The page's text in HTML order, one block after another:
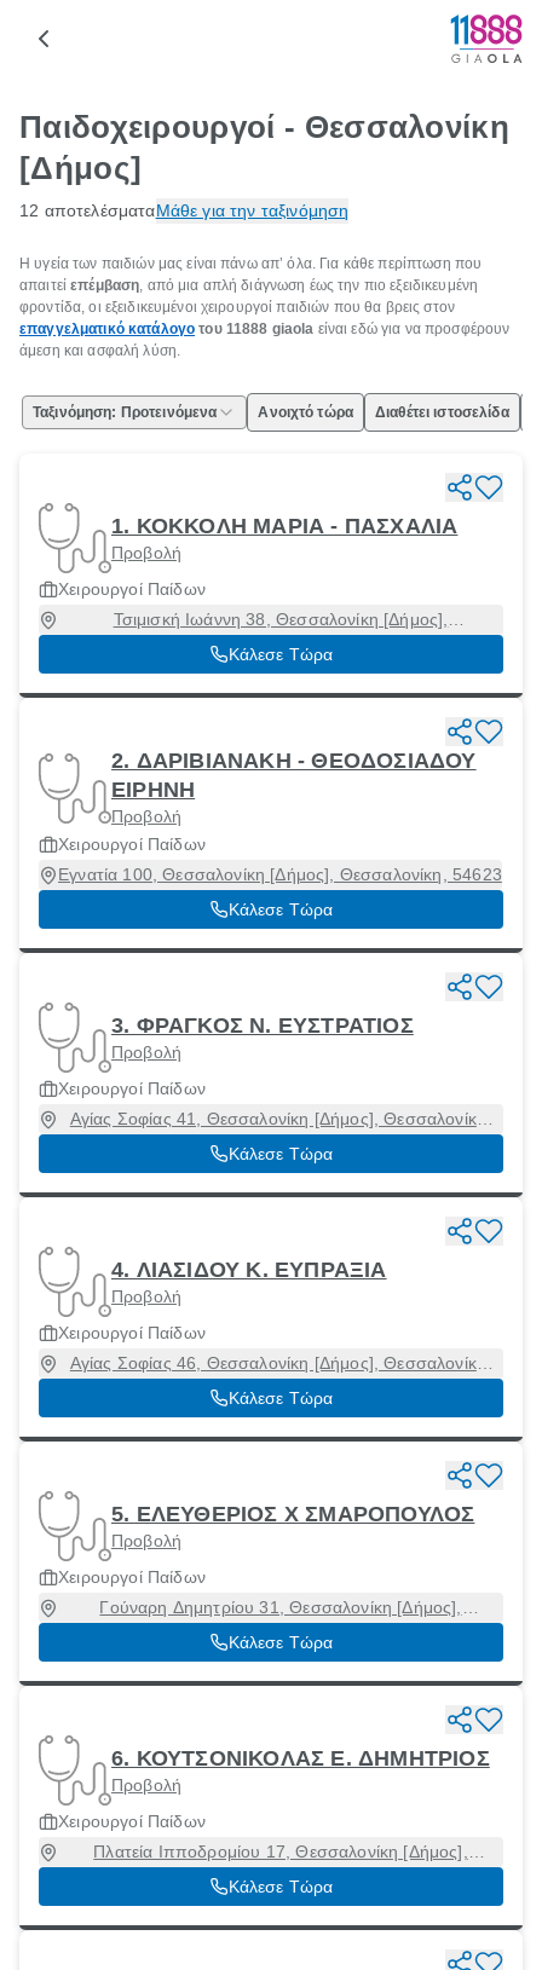
Παιδοχειρουργοί - Θεσσαλονίκη
[Δήμος]
12 αποτελέσματαΜάθε για την ταξινόμηση
Η υγεία των παιδιών μας είναι πάνω απ’ όλα. Για κάθε περίπτωση που
απαιτείεπέμβαση, από μια απλή διάγνωση έως την πιο εξειδικευμένη
φροντίδα, οι εξειδικευμένοι χειρουργοί παιδιών που θα βρεις στον
επαγγελματικό κατάλογο του 11888 giaola είναι εδώ για να προσφέρουν
άμεση και ασφαλή λύση.
Ταξινόμηση: Προτεινόμενα Ανοιχτό τώρα Διαθέτει ιστοσελίδα
1. ΚΟΚΚΟΛΗ ΜΑΡΙΑ - ΠΑΣΧΑΛΙΑ
Προβολή
Χειρουργοί Παίδων
Τσιμισκή Ιωάννη 38, Θεσσαλονίκη [Δήμος],
Θεσσαλονίκη, 54623
Κάλεσε Τώρα
2. ΔΑΡΙΒΙΑΝΑΚΗ - ΘΕΟΔΟΣΙΑΔΟΥ
ΕΙΡΗΝΗ
Προβολή
Χειρουργοί Παίδων
Εγνατία 100, Θεσσαλονίκη [Δήμος], Θεσσαλονίκη, 54623
Κάλεσε Τώρα
3. ΦΡΑΓΚΟΣ Ν. ΕΥΣΤΡΑΤΙΟΣ
Προβολή
Χειρουργοί Παίδων
Αγίας Σοφίας 41, Θεσσαλονίκη [Δήμος], Θεσσαλονίκη,
54623
Κάλεσε Τώρα
4. ΛΙΑΣΙΔΟΥ Κ. ΕΥΠΡΑΞΙΑ
Προβολή
Χειρουργοί Παίδων
Αγίας Σοφίας 46, Θεσσαλονίκη [Δήμος], Θεσσαλονίκη,
54622
Κάλεσε Τώρα
5. ΕΛΕΥΘΕΡΙΟΣ Χ ΣΜΑΡΟΠΟΥΛΟΣ
Προβολή
Χειρουργοί Παίδων
Γούναρη Δημητρίου 31, Θεσσαλονίκη [Δήμος],
Θεσσαλονίκη, 54621
Κάλεσε Τώρα
6. ΚΟΥΤΣΟΝΙΚΟΛΑΣ Ε. ΔΗΜΗΤΡΙΟΣ
Προβολή
Χειρουργοί Παίδων
Πλατεία Ιπποδρομίου 17, Θεσσαλονίκη [Δήμος],
Θεσσαλονίκη, 54621
Κάλεσε Τώρα